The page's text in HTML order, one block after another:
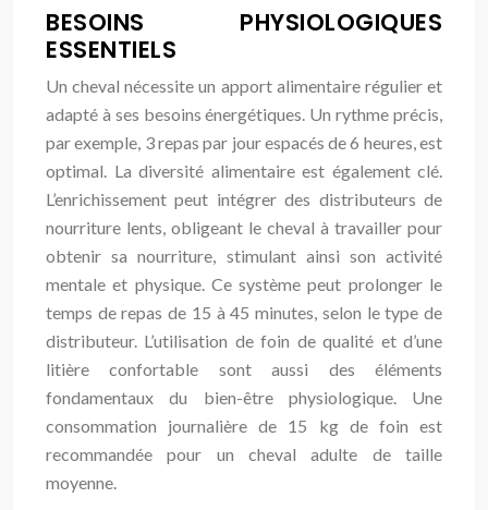
BESOINS PHYSIOLOGIQUES
ESSENTIELS
Un cheval nécessite un apport alimentaire régulier et
adapté à ses besoins énergétiques. Un rythme précis,
par exemple, 3 repas par jour espacés de 6 heures, est
optimal. La diversité alimentaire est également clé.
L’enrichissement peut intégrer des distributeurs de
nourriture lents, obligeant le cheval à travailler pour
obtenir sa nourriture, stimulant ainsi son activité
mentale et physique. Ce système peut prolonger le
temps de repas de 15 à 45 minutes, selon le type de
distributeur. L’utilisation de foin de qualité et d’une
litière confortable sont aussi des éléments
fondamentaux du bien-être physiologique. Une
consommation journalière de 15 kg de foin est
recommandée pour un cheval adulte de taille
moyenne.